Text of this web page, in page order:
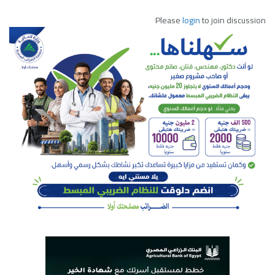
Pleaseloginto join discussion